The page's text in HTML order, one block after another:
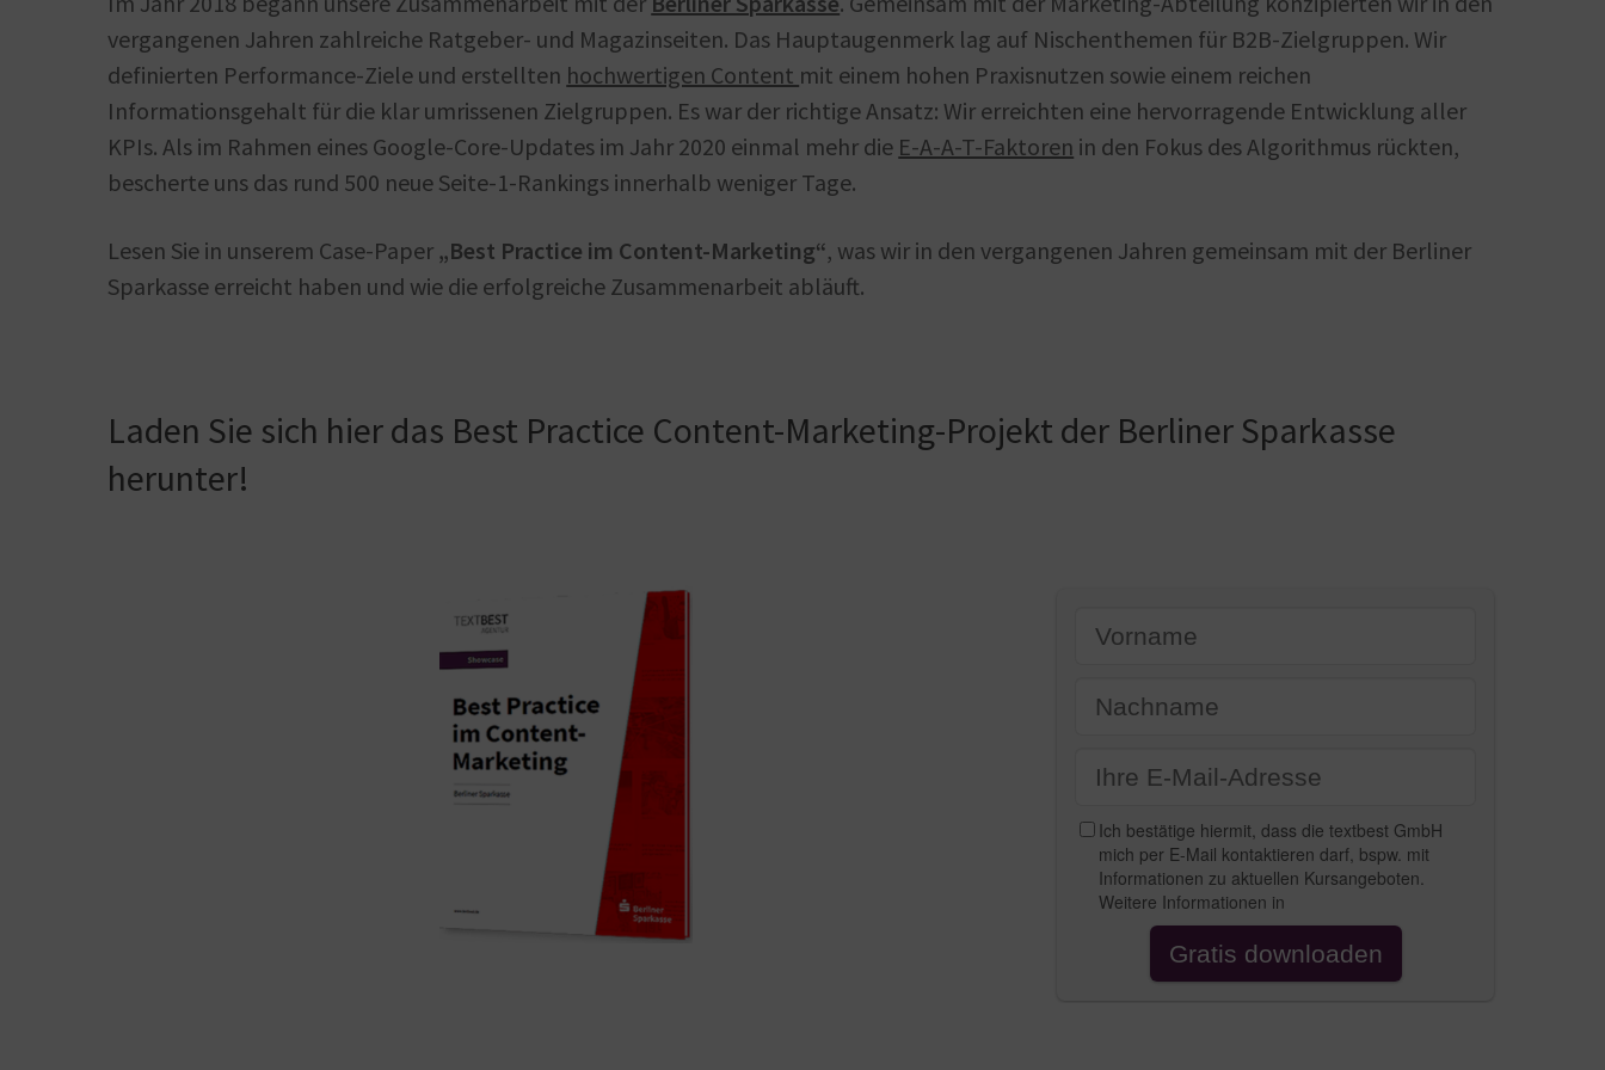
vergangenen Jahren zahlreiche Ratgeber- und Magazinseiten. Das Hauptaugenmerk lag auf Nischenthemen für B2B-Zielgruppen. Wir
definierten Performance-Ziele und erstellten hochwertigen Content mit einem hohen Praxisnutzen sowie einem reichen
Informationsgehalt für die klar umrissenen Zielgruppen. Es war der richtige Ansatz: Wir erreichten eine hervorragende Entwicklung aller
KPIs. Als im Rahmen eines Google-Core-Updates im Jahr 2020 einmal mehr die E-A-A-T-Faktoren in den Fokus des Algorithmus rückten,
bescherte uns das rund 500 neue Seite-1-Rankings innerhalb weniger Tage.
Lesen Sie in unserem Case-Paper „Best Practice im Content-Marketing“, was wir in den vergangenen Jahren gemeinsam mit der Berliner
Sparkasse erreicht haben und wie die erfolgreiche Zusammenarbeit abläuft.
Laden Sie sich hier das Best Practice Content-Marketing-Projekt der Berliner Sparkasse
herunter!